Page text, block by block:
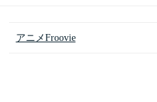
アニメFroovie